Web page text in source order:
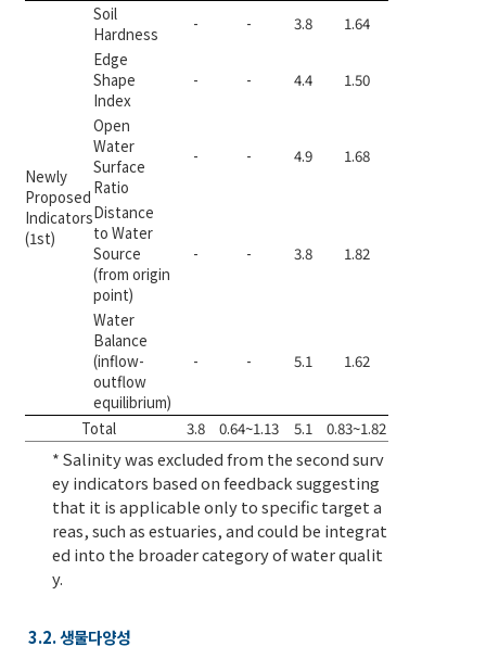
Newly
Proposed
Indicators
(1st)
Soil
Hardness
- - 3.8 1.64
Edge
Shape
Index
- - 4.4 1.50
Open
Water
Surface
Ratio
- - 4.9 1.68
Distance
to Water
Source
(from origin
point)
- - 3.8 1.82
Water
Balance
(inflow-
outflow
equilibrium)
- - 5.1 1.62
Total 3.8 0.64~1.13 5.1 0.83~1.82
* Salinity was excluded from the second surv
ey indicators based on feedback suggesting
that it is applicable only to specific target a
reas, such as estuaries, and could be integrat
ed into the broader category of water qualit
y.
3.2. 생물다양성